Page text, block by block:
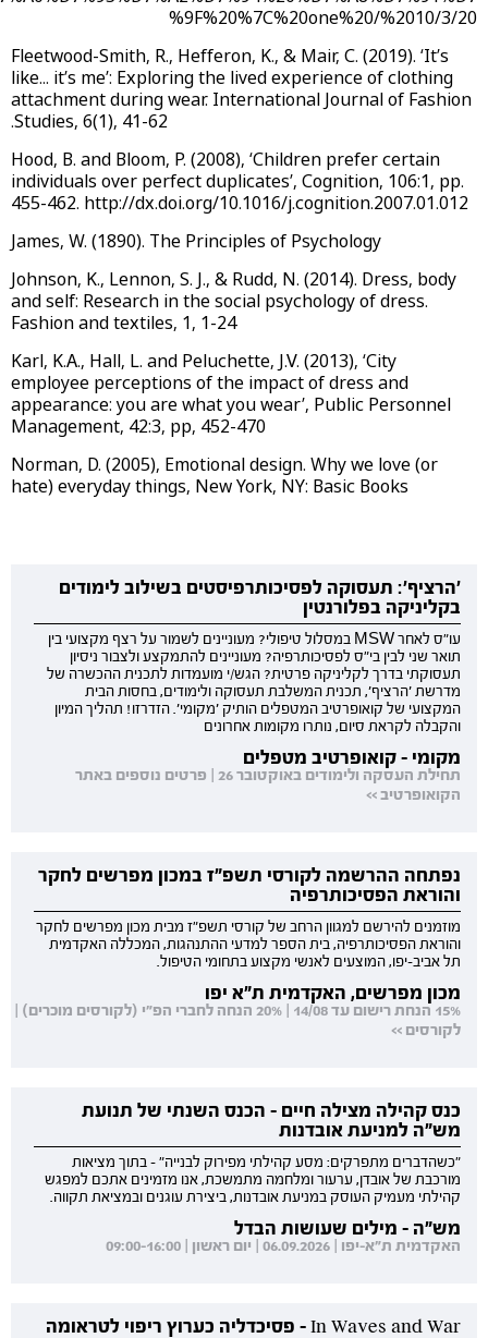
%9F%20%7C%20one%20/%2010/3/20
Fleetwood-Smith, R., Hefferon, K., & Mair, C. (2019). ‘It’s
like... it’s me’: Exploring the lived experience of clothing
attachment during wear. International Journal of Fashion
Studies, 6(1), 41-62.
Hood, B. and Bloom, P. (2008), ‘Children prefer certain
individuals over perfect duplicates’, Cognition, 106:1, pp.
455-462. http://dx.doi.org/10.1016/j.cognition.2007.01.012
James, W. (1890). The Principles of Psychology
Johnson, K., Lennon, S. J., & Rudd, N. (2014). Dress, body
and self: Research in the social psychology of dress.
Fashion and textiles, 1, 1-24
Karl, K.A., Hall, L. and Peluchette, J.V. (2013), ‘City
employee perceptions of the impact of dress and
appearance: you are what you wear’, Public Personnel
Management, 42:3, pp, 452-470
Norman, D. (2005), Emotional design. Why we love (or
hate) everyday things, New York, NY: Basic Books
'הרציף': תעסוקה לפסיכותרפיסטים בשילוב לימודים
בקליניקה בפלורנטין
עו"ס לאחר MSW במסלול טיפולי? מעוניינים לשמור על רצף מקצועי בין
תואר שני לבין בי"ס לפסיכותרפיה? מעוניינים להתמקצע ולצבור ניסיון
תעסוקתי בדרך לקליניקה פרטית? הגש/י מועמדות לתכנית ההכשרה של
מדרשת 'הרציף', תכנית המשלבת תעסוקה ולימודים, בחסות הבית
המקצועי של קואופרטיב המטפלים הותיק 'מקומי'. הזדרזו! תהליך המיון
והקבלה לקראת סיום, נותרו מקומות אחרונים
מקומי - קואופרטיב מטפלים
תחילת העסקה ולימודים באוקטובר 26 | פרטים נוספים באתר
הקואופרטיב >>
נפתחה ההרשמה לקורסי תשפ"ז במכון מפרשים לחקר
והוראת הפסיכותרפיה
מוזמנים להירשם למגוון הרחב של קורסי תשפ"ז מבית מכון מפרשים לחקר
והוראת הפסיכותרפיה, בית הספר למדעי ההתנהגות, המכללה האקדמית
תל אביב-יפו, המוצעים לאנשי מקצוע בתחומי הטיפול.
מכון מפרשים, האקדמית ת"א יפו
15% הנחת רישום עד 14/08 | 20% הנחה לחברי הפ"י (לקורסים מוכרים) |
לקורסים >>
כנס קהילה מצילה חיים - הכנס השנתי של תנועת
מש"ה למניעת אובדנות
"כשהדברים מתפרקים: מסע קהילתי מפירוק לבנייה" - בתוך מציאות
מורכבת של אובדן, ערעור ומלחמה מתמשכת, אנו מזמינים אתכם למפגש
קהילתי מעמיק העוסק במניעת אובדנות, ביצירת עוגנים ובמציאת תקווה.
מש"ה - מילים שעושות הבדל
האקדמית ת"א-יפו | 06.09.2026 | יום ראשון | 09:00-16:00
In Waves and War - פסיכדליה כערוץ ריפוי לטראומה